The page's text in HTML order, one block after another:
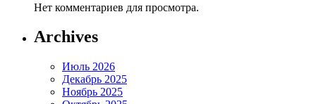
Нет комментариев для просмотра.
Archives
Июль 2026
Декабрь 2025
Ноябрь 2025